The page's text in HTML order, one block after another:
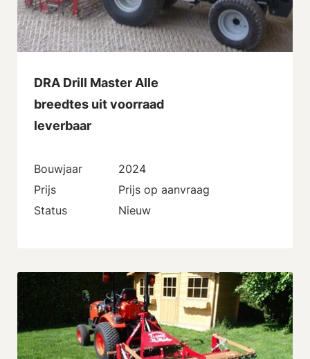
DRA Drill Master Alle
breedtes uit voorraad
leverbaar
Bouwjaar
2024
Prijs
Prijs op aanvraag
Status
Nieuw